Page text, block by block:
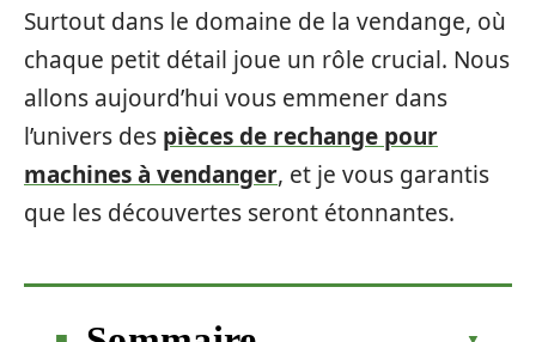
Surtout dans le domaine de la vendange, où
chaque petit détail joue un rôle crucial. Nous
allons aujourd’hui vous emmener dans
l’univers des pièces de rechange pour
machines à vendanger, et je vous garantis
que les découvertes seront étonnantes.